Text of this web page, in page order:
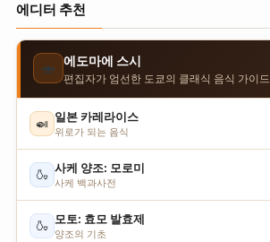
에디터 추천
🍣 에도마에 스시
편집자가 엄선한 도쿄의 클래식 음식 가이드
🍛 일본 카레라이스
위로가 되는 음식
🍶 사케 양조: 모로미
사케 백과사전
🍶 모토: 효모 발효제
양조의 기초